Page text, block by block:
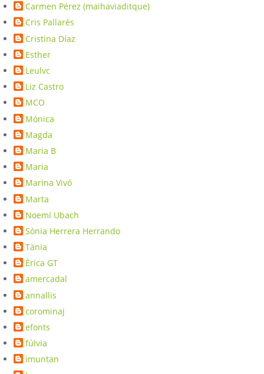
Carmen Pérez (maihaviaditque)
Cris Pallarès
Cristina Díaz
Esther
Leulvc
Liz Castro
MCO
Mònica
Magda
Maria B
Maria
Marina Vivó
Marta
Noemí Ubach
Sònia Herrera Herrando
Tània
Èrica GT
amercadal
annallis
corominaj
efonts
fúlvia
imuntan